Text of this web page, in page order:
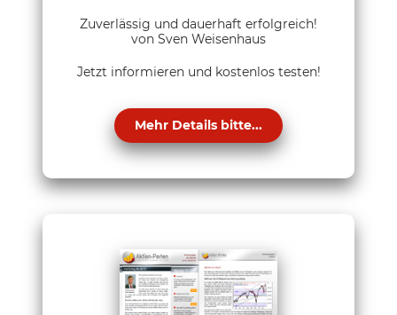
Zuverlässig und dauerhaft erfolgreich!
von Sven Weisenhaus
Jetzt informieren und kostenlos testen!
Mehr Details bitte...